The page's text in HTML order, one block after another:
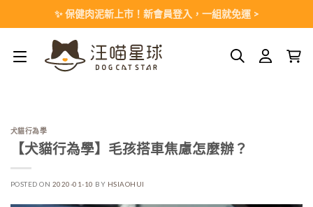
✨ 保健肉泥新上市！新會員登入，一組就免運 >
犬貓行為學
【犬貓行為學】毛孩搭車焦慮怎麼辦？
POSTED ON 2020-01-10 BY HSIAOHUI